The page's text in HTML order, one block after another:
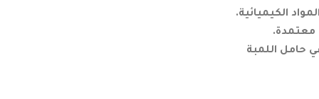
الكيميائية.
حامل اللمبة